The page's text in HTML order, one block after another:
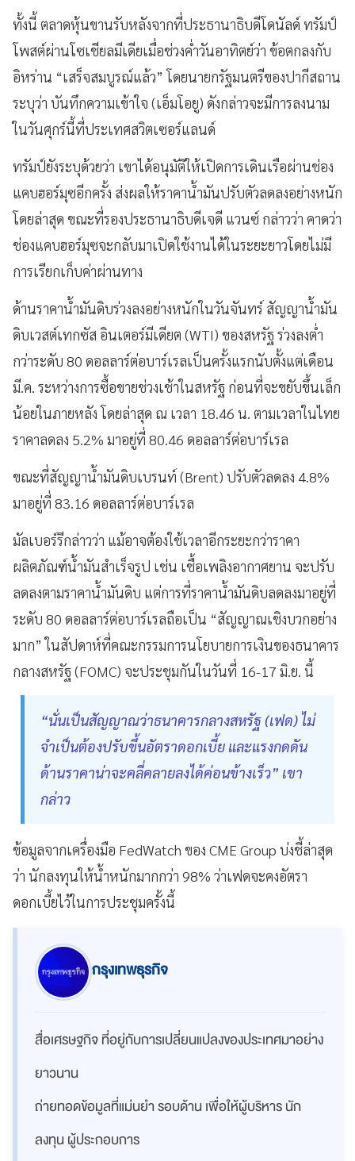
ทั้งนี้ ตลาดหุ้นขานรับหลังจากที่ประธานาธิบดีโดนัลด์ ทรัมป์
โพสต์ผ่านโซเชียลมีเดียเมื่อช่วงค่ำวันอาทิตย์ว่า ข้อตกลงกับ
อิหร่าน “เสร็จสมบูรณ์แล้ว” โดยนายกรัฐมนตรีของปากีสถาน
ระบุว่า บันทึกความเข้าใจ (เอ็มโอยู) ดังกล่าวจะมีการลงนาม
ในวันศุกร์นี้ที่ประเทศสวิตเซอร์แลนด์
ทรัมป์ยังระบุด้วยว่า เขาได้อนุมัติให้เปิดการเดินเรือผ่านช่อง
แคบฮอร์มุซอีกครั้ง ส่งผลให้ราคาน้ำมันปรับตัวลดลงอย่างหนัก
โดยล่าสุด ขณะที่รองประธานาธิบดีเจดี แวนซ์ กล่าวว่า คาดว่า
ช่องแคบฮอร์มุซจะกลับมาเปิดใช้งานได้ในระยะยาวโดยไม่มี
การเรียกเก็บค่าผ่านทาง
ด้านราคาน้ำมันดิบร่วงลงอย่างหนักในวันจันทร์ สัญญาน้ำมัน
ดิบเวสต์เทกซัส อินเตอร์มีเดียต (WTI) ของสหรัฐ ร่วงลงต่ำ
กว่าระดับ 80 ดอลลาร์ต่อบาร์เรลเป็นครั้งแรกนับตั้งแต่เดือน
มี.ค. ระหว่างการซื้อขายช่วงเช้าในสหรัฐ ก่อนที่จะขยับขึ้นเล็ก
น้อยในภายหลัง โดยล่าสุด ณ เวลา 18.46 น. ตามเวลาในไทย
ราคาลดลง 5.2% มาอยู่ที่ 80.46 ดอลลาร์ต่อบาร์เรล
ขณะที่สัญญาน้ำมันดิบเบรนท์ (Brent) ปรับตัวลดลง 4.8%
มาอยู่ที่ 83.16 ดอลลาร์ต่อบาร์เรล
มัลเบอร์รีกล่าวว่า แม้อาจต้องใช้เวลาอีกระยะกว่าราคา
ผลิตภัณฑ์น้ำมันสำเร็จรูป เช่น เชื้อเพลิงอากาศยาน จะปรับ
ลดลงตามราคาน้ำมันดิบ แต่การที่ราคาน้ำมันดิบลดลงมาอยู่ที่
ระดับ 80 ดอลลาร์ต่อบาร์เรลถือเป็น “สัญญาณเชิงบวกอย่าง
มาก” ในสัปดาห์ที่คณะกรรมการนโยบายการเงินของธนาคาร
กลางสหรัฐ (FOMC) จะประชุมกันในวันที่ 16-17 มิ.ย. นี้
“นั่นเป็นสัญญาณว่าธนาคารกลางสหรัฐ (เฟด) ไม่
จำเป็นต้องปรับขึ้นอัตราดอกเบี้ย และแรงกดดัน
ด้านราคาน่าจะคลี่คลายลงได้ค่อนข้างเร็ว” เขา
กล่าว
ข้อมูลจากเครื่องมือ FedWatch ของ CME Group บ่งชี้ล่าสุด
ว่า นักลงทุนให้น้ำหนักมากกว่า 98% ว่าเฟดจะคงอัตรา
ดอกเบี้ยไว้ในการประชุมครั้งนี้
กรุงเทพธุรกิจ
สื่อเศรษฐกิจ ที่อยู่กับการเปลี่ยนแปลงของประเทศมาอย่าง
ยาวนาน
ถ่ายทอดข้อมูลที่แม่นยำ รอบด้าน เพื่อให้ผู้บริหาร นัก
ลงทุน ผู้ประกอบการ